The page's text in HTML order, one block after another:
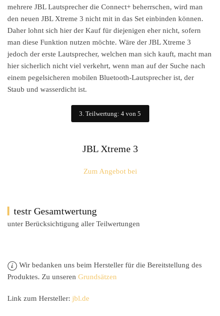
mehrere JBL Lautsprecher die Connect+ beherrschen, wird man
den neuen JBL Xtreme 3 nicht mit in das Set einbinden können.
Daher lohnt sich hier der Kauf für diejenigen eher nicht, sofern
man diese Funktion nutzen möchte. Wäre der JBL Xtreme 3
jedoch der erste Lautsprecher, welchen man sich kauft, macht man
hier sicherlich nicht viel verkehrt, wenn man auf der Suche nach
einem pegelsicheren mobilen Bluetooth-Lautsprecher ist, der
Staub und wasserdicht ist.
3. Teilwertung: 4 von 5
JBL Xtreme 3
Zum Angebot bei
testr Gesamtwertung
unter Berücksichtigung aller Teilwertungen
Wir bedanken uns beim Hersteller für die Bereitstellung des
Produktes. Zu unseren Grundsätzen
Link zum Hersteller: jbl.de